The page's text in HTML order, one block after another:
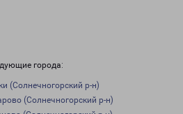
города:
(Солнечногорский р-н)
(Солнечногорский р-н)